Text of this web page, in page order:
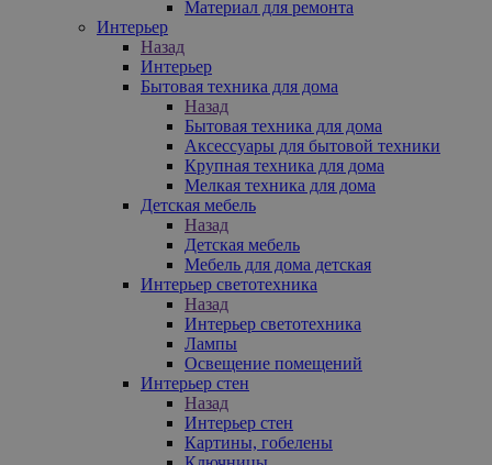
Материал для ремонта
Интерьер
Назад
Интерьер
Бытовая техника для дома
Назад
Бытовая техника для дома
Аксессуары для бытовой техники
Крупная техника для дома
Мелкая техника для дома
Детская мебель
Назад
Детская мебель
Мебель для дома детская
Интерьер светотехника
Назад
Интерьер светотехника
Лампы
Освещение помещений
Интерьер стен
Назад
Интерьер стен
Картины, гобелены